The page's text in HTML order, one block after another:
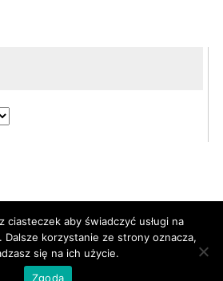
/ Academica WordPress Theme by
WPZOOM
ciasteczek aby świadczyć usługi na
Dalsze korzystanie ze strony oznacza,
się na ich użycie.
Zgoda